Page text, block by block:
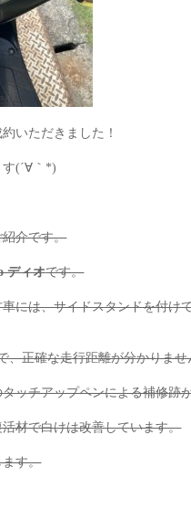
いただきました！
(´∀｀*)
介です。
ディオです。
には、サイドスタンドを付け
、正確な走行距離が分かりませ
ッチアップペンによる補修跡
材で白けは改善しています。
ます。